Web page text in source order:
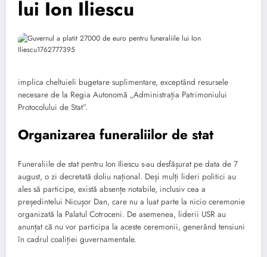
lui Ion Iliescu
implica cheltuieli bugetare suplimentare, exceptând resursele
necesare de la Regia Autonomă „Administrația Patrimoniului
Protocolului de Stat”.
Organizarea funeraliilor de stat
Funeraliile de stat pentru Ion Iliescu s-au desfășurat pe data de 7
august, o zi decretată doliu național. Deși mulți lideri politici au
ales să participe, există absențe notabile, inclusiv cea a
președintelui Nicușor Dan, care nu a luat parte la nicio ceremonie
organizată la Palatul Cotroceni. De asemenea, liderii USR au
anunțat că nu vor participa la aceste ceremonii, generând tensiuni
în cadrul coaliției guvernamentale.